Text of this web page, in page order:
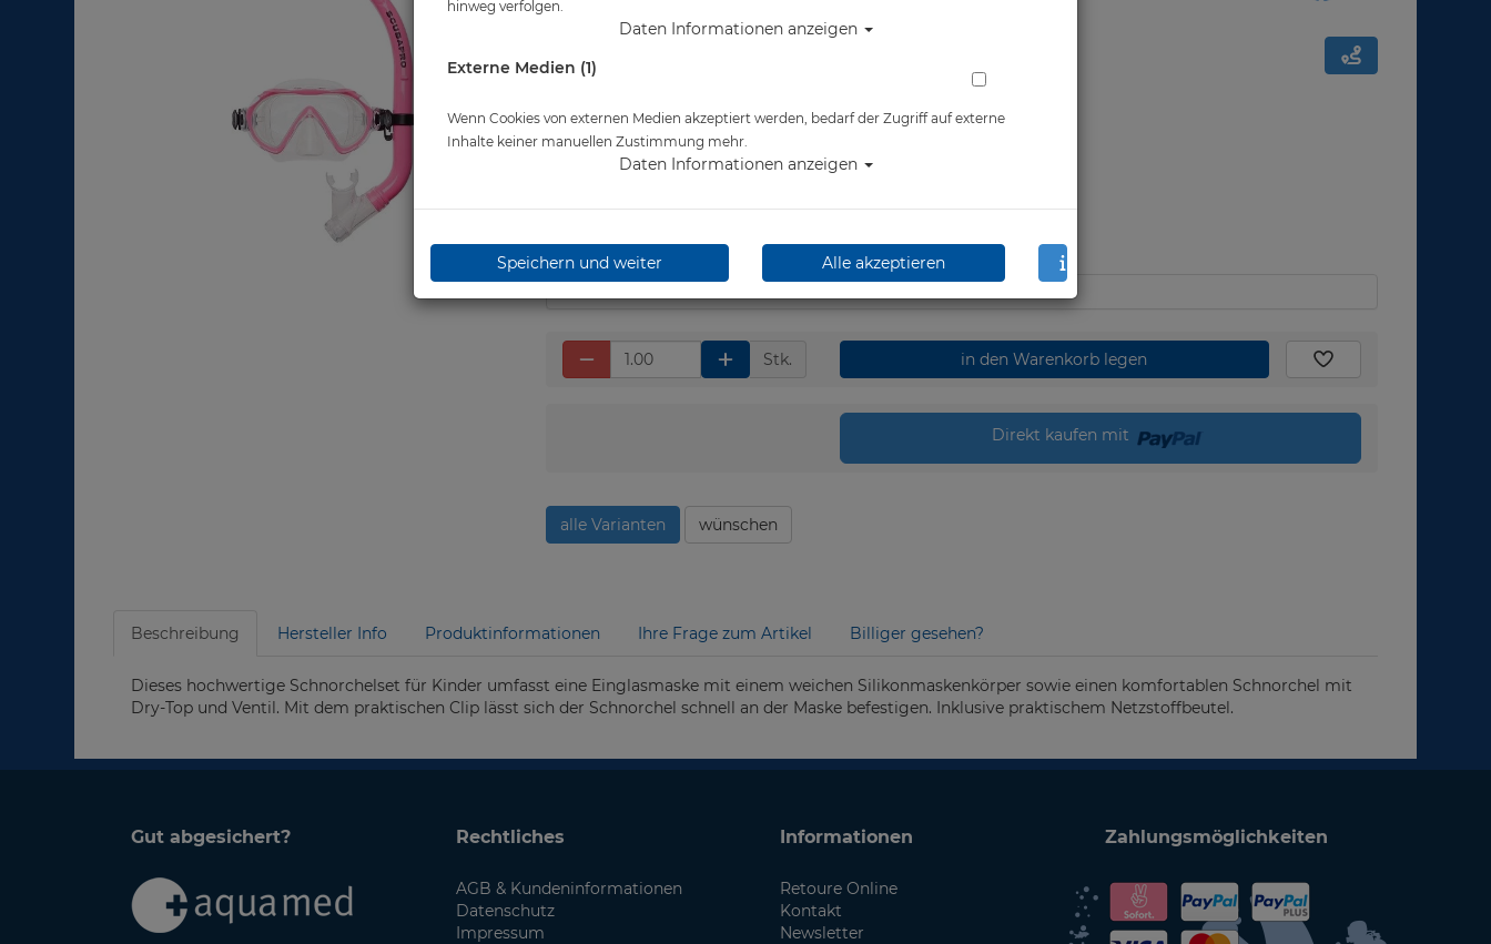
Herstellerpreis: 49,00 €
46,60 €*
Stk. in den Warenkorb legen
Direkt kaufen mit
alle Varianten wünschen
Beschreibung Hersteller Info Produktinformationen Ihre Frage zum Artikel Billiger gesehen?
Dieses hochwertige Schnorchelset für Kinder umfasst eine Einglasmaske mit einem weichen Silikonmaskenkörper sowie einen komfortablen Schnorchel mit
Dry-Top und Ventil. Mit dem praktischen Clip lässt sich der Schnorchel schnell an der Maske befestigen. Inklusive praktischem Netzstoffbeutel.
Gut abgesichert? Rechtliches
AGB & Kundeninformationen
Datenschutz
Impressum
Informationen
Retoure Online
Kontakt
Newsletter
Zahlungsmöglichkeiten
hinweg verfolgen.
Daten Informationen anzeigen
Externe Medien (1)
Wenn Cookies von externen Medien akzeptiert werden, bedarf der Zugriff auf externe
Inhalte keiner manuellen Zustimmung mehr.
Daten Informationen anzeigen
Speichern und weiter Alle akzeptieren